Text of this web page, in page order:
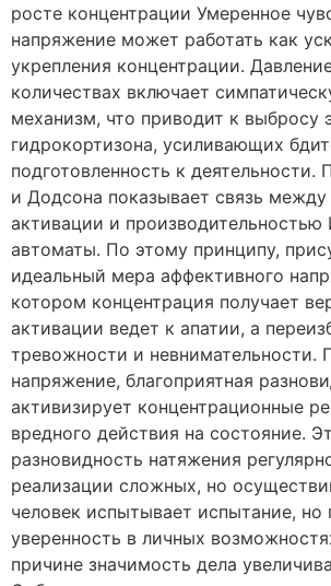
росте концентрации Умеренное
напряжение может работать как
укрепления концентрации.
количествах включает
механизм, что приводит к выбросу
гидрокортизона, усиливающих
подготовленность к деятельности.
и Додсона показывает связь между
активации и производительностью
автоматы. По этому принципу,
идеальный мера аффективного
котором концентрация получает
активации ведет к апатии, а
тревожности и невнимательности.
напряжение, благоприятная
активизирует концентрационные
вредного действия на состояние.
разновидность натяжения
реализации сложных, но
человек испытывает испытание, но
уверенность в личных
причине значимость дела